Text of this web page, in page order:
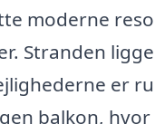
moderne
Stranden
er
balkon,